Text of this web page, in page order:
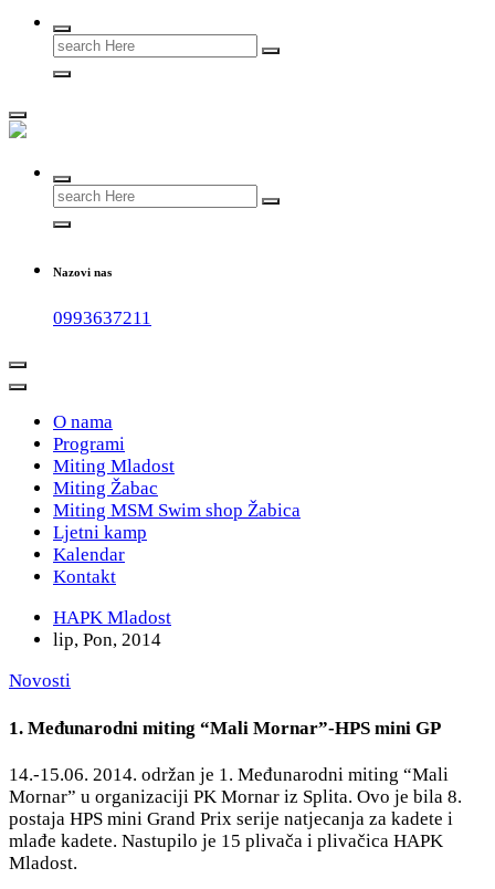
Search
for:
#teammladost
Search
for:
Nazovi nas
0993637211
O nama
Programi
Miting Mladost
Miting Žabac
Miting MSM Swim shop Žabica
Ljetni kamp
Kalendar
Kontakt
HAPK Mladost
lip, Pon, 2014
Novosti
1. Međunarodni miting “Mali Mornar”-HPS mini GP
14.-15.06. 2014. održan je 1. Međunarodni miting “Mali
Mornar” u organizaciji PK Mornar iz Splita. Ovo je bila 8.
postaja HPS mini Grand Prix serije natjecanja za kadete i
mlađe kadete. Nastupilo je 15 plivača i plivačica HAPK
Mladost.